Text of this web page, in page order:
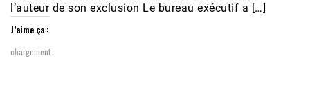
l’auteur de son exclusion Le bureau exécutif a […]
J’aime ça :
chargement…